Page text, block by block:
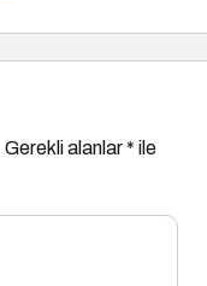
Gerekli alanlar* ile